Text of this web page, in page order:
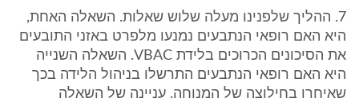
7. ההליך שלפנינו מעלה שלוש שאלות. השאלה האחת,
היא האם רופאי הנתבעים נמנעו מלפרט באזני התובעים
את הסיכונים הכרוכים בלידת VBAC. השאלה השנייה
היא האם רופאי הנתבעים התרשלו בניהול הלידה בכך
שאיחרו בחילוצה של המנוחה. עניינה של השאלה